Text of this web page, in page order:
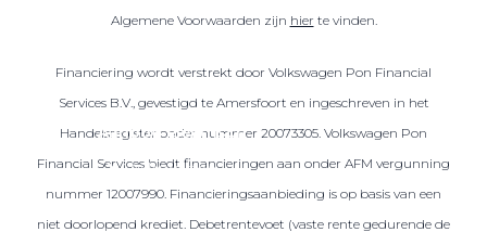
Duurzaamheid
Veelgestelde vragen
Aanbod elektrisch
Volkswagen
Audi
Algemene Voorwaarden zijn hier te vinden.
Financiering wordt verstrekt door Volkswagen Pon Financial
Services B.V., gevestigd te Amersfoort en ingeschreven in het
Handelsregister onder nummer 20073305. Volkswagen Pon
Financial Services biedt financieringen aan onder AFM vergunning
nummer 12007990. Financieringsaanbieding is op basis van een
niet doorlopend krediet. Debetrentevoet (vaste rente gedurende de